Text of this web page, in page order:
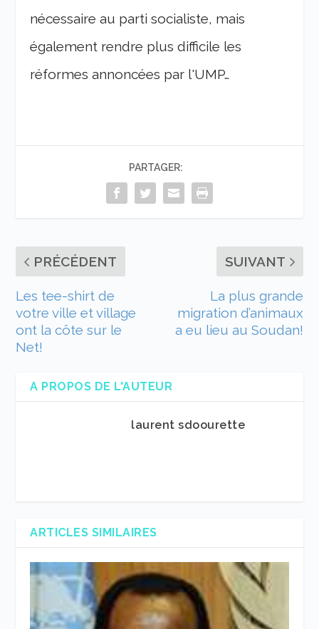
nécessaire au parti socialiste, mais
également rendre plus difficile les
réformes annoncées par l'UMP…
PARTAGER:
PRÉCÉDENT
Les tee-shirt de
votre ville et village
ont la côte sur le
Net!
SUIVANT
La plus grande
migration d’animaux
a eu lieu au Soudan!
A PROPOS DE L'AUTEUR
laurent sdoourette
ARTICLES SIMILAIRES